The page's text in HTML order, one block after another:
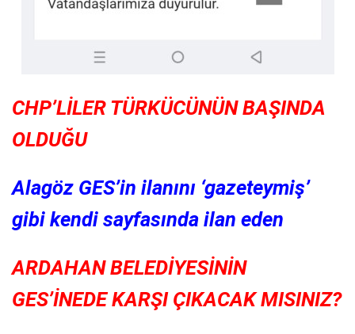
CHP’LİLER TÜRKÜCÜNÜN BAŞINDA
OLDUĞU
Alagöz GES’in ilanını ‘gazeteymiş’
gibi kendi sayfasında ilan eden
ARDAHAN BELEDİYESİNİN
GES’İNEDE KARŞI ÇIKACAK MISINIZ?